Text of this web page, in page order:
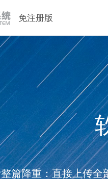
免注册版
整篇降重：直接上传全